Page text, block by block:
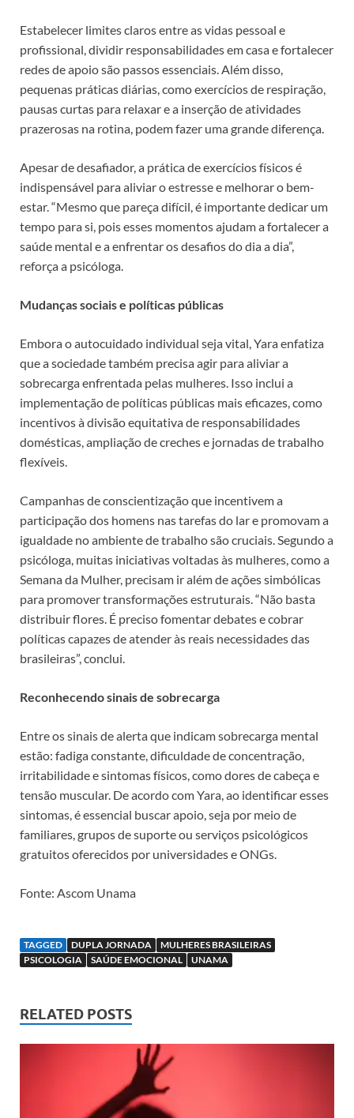
Estabelecer limites claros entre as vidas pessoal e
profissional, dividir responsabilidades em casa e fortalecer
redes de apoio são passos essenciais. Além disso,
pequenas práticas diárias, como exercícios de respiração,
pausas curtas para relaxar e a inserção de atividades
prazerosas na rotina, podem fazer uma grande diferença.
Apesar de desafiador, a prática de exercícios físicos é
indispensável para aliviar o estresse e melhorar o bem-
estar. “Mesmo que pareça difícil, é importante dedicar um
tempo para si, pois esses momentos ajudam a fortalecer a
saúde mental e a enfrentar os desafios do dia a dia”,
reforça a psicóloga.
Mudanças sociais e políticas públicas
Embora o autocuidado individual seja vital, Yara enfatiza
que a sociedade também precisa agir para aliviar a
sobrecarga enfrentada pelas mulheres. Isso inclui a
implementação de políticas públicas mais eficazes, como
incentivos à divisão equitativa de responsabilidades
domésticas, ampliação de creches e jornadas de trabalho
flexíveis.
Campanhas de conscientização que incentivem a
participação dos homens nas tarefas do lar e promovam a
igualdade no ambiente de trabalho são cruciais. Segundo a
psicóloga, muitas iniciativas voltadas às mulheres, como a
Semana da Mulher, precisam ir além de ações simbólicas
para promover transformações estruturais. “Não basta
distribuir flores. É preciso fomentar debates e cobrar
políticas capazes de atender às reais necessidades das
brasileiras”, conclui.
Reconhecendo sinais de sobrecarga
Entre os sinais de alerta que indicam sobrecarga mental
estão: fadiga constante, dificuldade de concentração,
irritabilidade e sintomas físicos, como dores de cabeça e
tensão muscular. De acordo com Yara, ao identificar esses
sintomas, é essencial buscar apoio, seja por meio de
familiares, grupos de suporte ou serviços psicológicos
gratuitos oferecidos por universidades e ONGs.
Fonte: Ascom Unama
TAGGED DUPLA JORNADA
MULHERES BRASILEIRAS
PSICOLOGIA
SAÚDE EMOCIONAL UNAMA
RELATED POSTS